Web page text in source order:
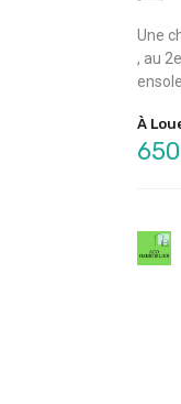
Une
, au
À